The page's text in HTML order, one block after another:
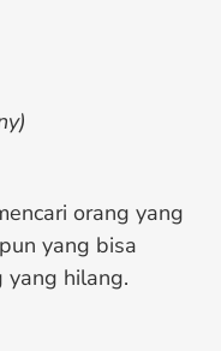
orang yang
yang bisa
yang hilang.